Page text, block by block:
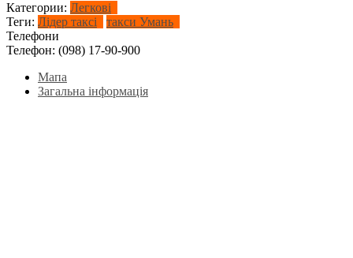
Категории: Легкові
Теги: Лідер таксі
такси Умань
Телефони
Телефон: (098) 17-90-900
Мапа
Загальна інформація